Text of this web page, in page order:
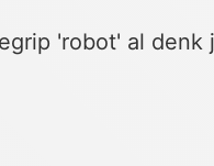
'robot' al denk